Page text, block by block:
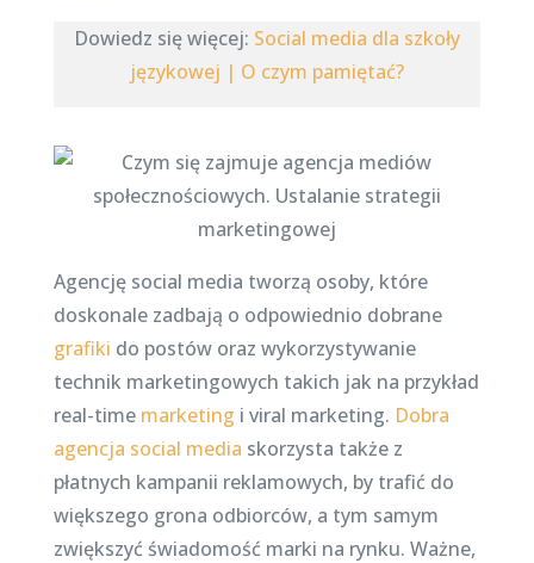
Dowiedz się więcej: Social media dla szkoły
językowej | O czym pamiętać?
Agencję social media tworzą osoby, które
doskonale zadbają o odpowiednio dobrane
grafiki do postów oraz wykorzystywanie
technik marketingowych takich jak na przykład
real-time marketing i viral marketing. Dobra
agencja social media skorzysta także z
płatnych kampanii reklamowych, by trafić do
większego grona odbiorców, a tym samym
zwiększyć świadomość marki na rynku. Ważne,